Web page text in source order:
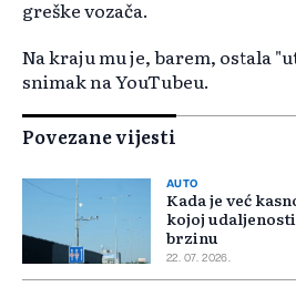
greške vozača.
Na kraju mu je, barem, ostala
snimak na YouTubeu.
Povezane vijesti
AUTO
Kada je već
kojoj
brzinu
22. 07. 2026.